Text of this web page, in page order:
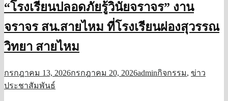
“โรงเรียนปลอดภัยรู้วินัยจราจร” งาน
จราจร สน.สายไหม ที่โรงเรียนผ่องสุวรรณ
วิทยา สายไหม
กรกฎาคม 13, 2026กรกฎาคม 20, 2026adminกิจกรรม, ข่าว
ประชาสัมพันธ์